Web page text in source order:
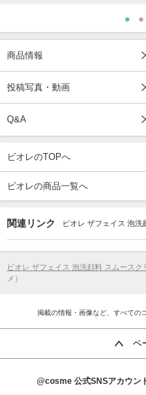
商品情報
投稿写真・動画
Q&A
ビオレのTOPへ
ビオレの商品一覧へ
関連リンク ビオレ ザフェイス 泡洗
ビオレ ザフェイス 泡洗顔料 スムースク
メ）
掲載の情報・画像など、すべての
ペ
@cosme 公式SNSアカウン